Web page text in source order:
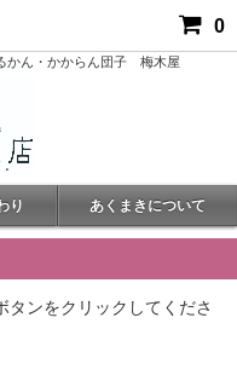
0
かん・かからん団子 梅木屋
り あくまきについて
タンをクリックしてくださ